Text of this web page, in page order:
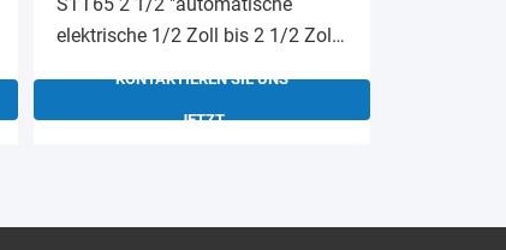
STT65 2 1/2 "automatische
elektrische 1/2 Zoll bis 2 1/2 Zoll
KONTAKTIEREN SIE UNS
JETZT